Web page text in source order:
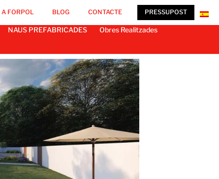
FORPOL BLOG CONTACTE PRESSUPOST
NAUS PREFABRICADES Obres Realitzades